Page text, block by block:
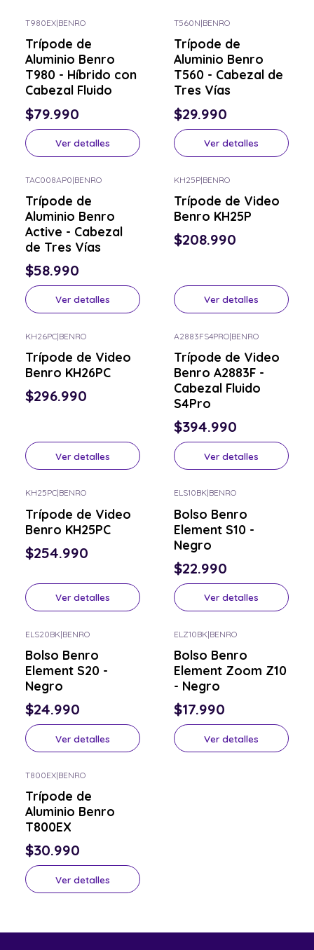
T980EX|BENRO
Trípode de
Aluminio Benro
T980 - Híbrido con
Cabezal Fluido
$79.990
Ver detalles
T560N|BENRO
Trípode de
Aluminio Benro
T560 - Cabezal de
Tres Vías
$29.990
Ver detalles
TAC008AP0|BENRO
Trípode de
Aluminio Benro
Active - Cabezal
de Tres Vías
$58.990
Ver detalles
KH25P|BENRO
Trípode de Video
Benro KH25P
$208.990
Ver detalles
KH26PC|BENRO
Trípode de Video
Benro KH26PC
$296.990
Ver detalles
A2883FS4PRO|BENRO
Trípode de Video
Benro A2883F -
Cabezal Fluido
S4Pro
$394.990
Ver detalles
KH25PC|BENRO
Trípode de Video
Benro KH25PC
$254.990
Ver detalles
ELS10BK|BENRO
Bolso Benro
Element S10 -
Negro
$22.990
Ver detalles
ELS20BK|BENRO
Bolso Benro
Element S20 -
Negro
$24.990
Ver detalles
ELZ10BK|BENRO
Bolso Benro
Element Zoom Z10
- Negro
$17.990
Ver detalles
T800EX|BENRO
Trípode de
Aluminio Benro
T800EX
$30.990
Ver detalles